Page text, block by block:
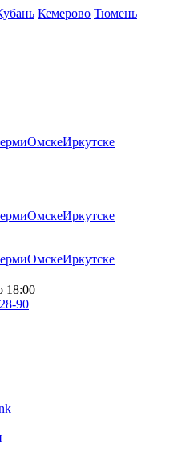
Кемерово Тюмень
ОмскеИркутске
ОмскеИркутске
ОмскеИркутске
18:00
90